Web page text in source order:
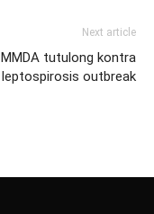
Next article
MMDA tutulong kontra
leptospirosis outbreak